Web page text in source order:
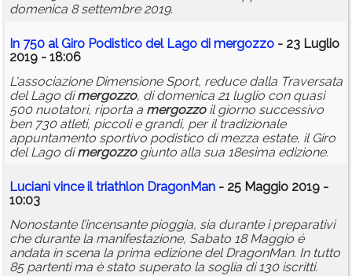
domenica 8 settembre 2019.
In 750 al Giro Podistico del Lago di mergozzo - 23 Luglio
2019 - 18:06
L'associazione Dimensione Sport, reduce dalla Traversata
del Lago dimergozzo, di domenica 21 luglio con quasi
500 nuotatori, riporta a mergozzoil giorno successivo
ben 730 atleti, piccoli e grandi, per il tradizionale
appuntamento sportivo podistico di mezza estate, il Giro
del Lago dimergozzogiunto alla sua 18esima edizione.
Luciani vince iltriathlon DragonMan - 25 Maggio 2019 -
10:03
Nonostante l’incensante pioggia, sia durante i preparativi
che durante la manifestazione, Sabato 18 Maggio é
andata in scena la prima edizione del DragonMan. In tutto
85 partenti ma è stato superato la soglia di 130 iscritti.